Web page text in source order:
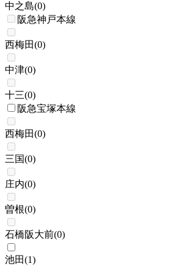
中之島(0)
阪急神戸本線
西梅田(0)
中津(0)
十三(0)
阪急宝塚本線
西梅田(0)
三国(0)
庄内(0)
曽根(0)
石橋阪大前(0)
池田(1)